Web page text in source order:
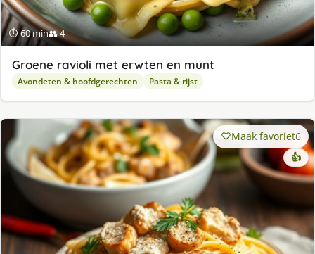
⏱ 60 min👥 4
Groene ravioli met erwten en munt
Avondeten & hoofdgerechten Pasta & rijst
Maak favoriet6
👍